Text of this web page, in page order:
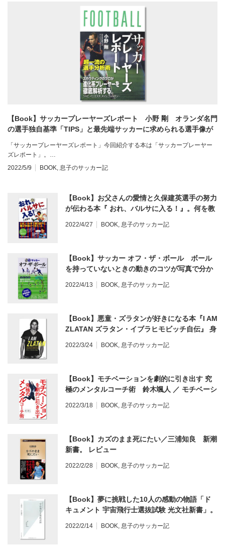
【Book】サッカープレーヤーズレポート 小野 剛 オランダ名門
の選手独自基準「TIPS」と最先端サッカーに求められる選手像が
「サッカープレーヤーズレポート」今回紹介する本は「サッカープレーヤー
ズレポート」。…
2022/5/9
BOOK, 息子のサッカー記
【Book】お父さんの愛情と久保建英選手の努力
が伝わる本『 おれ、バルサに入る！』。何を教
読書！レビュー
2022/4/27 BOOK, 息子のサッカー記
【Book】サッカー オフ・ザ・ボール ボール
を持っていないときの動きのコツが写真で分か
テクニック。レビュー
2022/4/13 BOOK, 息子のサッカー記
【Book】悪童・ズラタンが好きになる本『I AM
ZLATAN ズラタン・イブラヒモビッチ自伝』 身
2022/3/24 BOOK, 息子のサッカー記
【Book】モチベーションを劇的に引き出す 究
極のメンタルコーチ術 鈴木颯人 ／ モチベーシ
魔法の言葉 レビュー
2022/3/18 BOOK, 息子のサッカー記
【Book】カズのまま死にたい／三浦知良 新潮
新書。 レビュー
2022/2/28 BOOK, 息子のサッカー記
【Book】夢に挑戦した10人の感動の物語「ド
キュメント 宇宙飛行士選抜試験 光文社新書」。
2022/2/14 BOOK, 息子のサッカー記